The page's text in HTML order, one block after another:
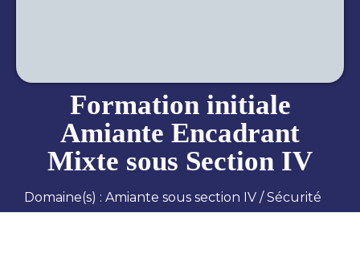
Formation initiale
Amiante Encadrant
Mixte sous Section IV
Domaine(s) : Amiante sous section IV /Sécurité